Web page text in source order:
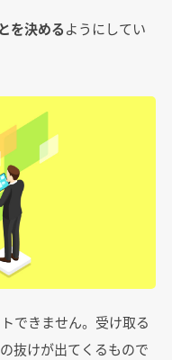
を決めるようにしてい
できません。受け取る
抜けが出てくるもので